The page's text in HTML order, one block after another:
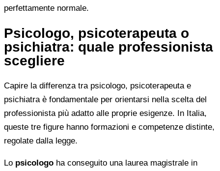
perfettamente normale.
Psicologo, psicoterapeuta o
psichiatra: quale professionista
scegliere
Capire la differenza tra psicologo, psicoterapeuta e
psichiatra è fondamentale per orientarsi nella scelta del
professionista più adatto alle proprie esigenze. In Italia,
queste tre figure hanno formazioni e competenze distinte,
regolate dalla legge.
Lo psicologo ha conseguito una laurea magistrale in